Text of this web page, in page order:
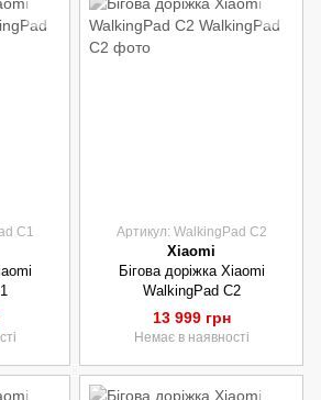
С1 Артикул: WalkingPad С2
Xiaomi
Бігова доріжка Xiaomi
WalkingPad С2
13 999 грн
Немає в наявності